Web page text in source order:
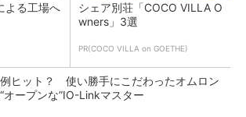
よる工場へ
シェア別荘「COCO VILLA O
wners」3選
PR(COCO VILLA on GOETHE)
ヒット？ 使い勝手にこだわったオムロン
オープンな”IO-Linkマスター